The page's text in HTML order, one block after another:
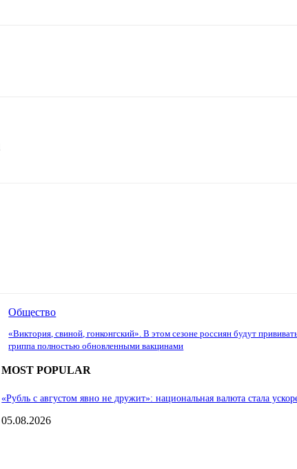
Общество
«Виктория, свиной, гонконгский». В этом сезоне россиян будут
гриппа полностью обновленными вакцинами
MOST POPULAR
«Рубль с августом явно не дружит»: национальная валюта стала
05.08.2026